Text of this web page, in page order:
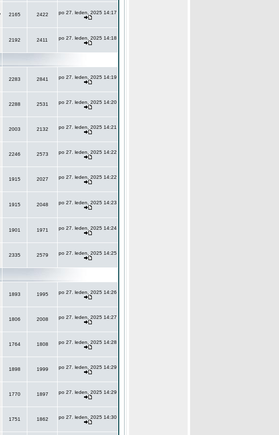
2165 2422 po 27. leden, 2025 14:17
2192 2411 po 27. leden, 2025 14:18
2283 2841 po 27. leden, 2025 14:19
2288 2531 po 27. leden, 2025 14:20
2003 2132 po 27. leden, 2025 14:21
2246 2573 po 27. leden, 2025 14:22
1915 2027 po 27. leden, 2025 14:22
1915 2048 po 27. leden, 2025 14:23
1901 1971 po 27. leden, 2025 14:24
2335 2579 po 27. leden, 2025 14:25
1893 1995 po 27. leden, 2025 14:26
1806 2008 po 27. leden, 2025 14:27
1764 1808 po 27. leden, 2025 14:28
1898 1999 po 27. leden, 2025 14:29
1770 1897 po 27. leden, 2025 14:29
1751 1862 po 27. leden, 2025 14:30